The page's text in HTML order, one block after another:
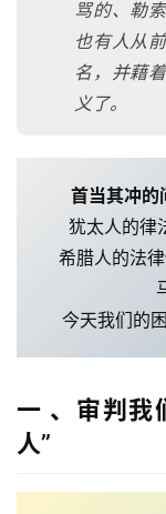
骂的、勒
也有人从
名，并藉
义了。
首当其冲的
犹太人的律
希腊人的法
今天我们的
一 、审判我
人”